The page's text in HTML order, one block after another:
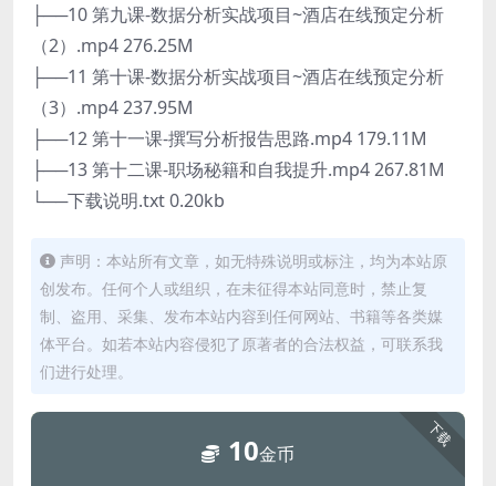
├──10 第九课-数据分析实战项目~酒店在线预定分析
（2）.mp4 276.25M
├──11 第十课-数据分析实战项目~酒店在线预定分析
（3）.mp4 237.95M
├──12 第十一课-撰写分析报告思路.mp4 179.11M
├──13 第十二课-职场秘籍和自我提升.mp4 267.81M
└──下载说明.txt 0.20kb
声明：本站所有文章，如无特殊说明或标注，均为本站原
创发布。任何个人或组织，在未征得本站同意时，禁止复
制、盗用、采集、发布本站内容到任何网站、书籍等各类媒
体平台。如若本站内容侵犯了原著者的合法权益，可联系我
们进行处理。
下载
10金币